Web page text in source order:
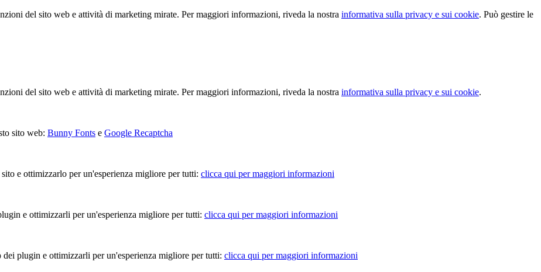
del sito web e attività di marketing mirate. Per maggiori informazioni, riveda la nostra informativa sulla privacy e sui cookie. Può gestire le
del sito web e attività di marketing mirate. Per maggiori informazioni, riveda la nostra informativa sulla privacy e sui cookie.
sito web: Bunny Fonts e Google Recaptcha
e ottimizzarlo per un'esperienza migliore per tutti: clicca qui per maggiori informazioni
e ottimizzarli per un'esperienza migliore per tutti: clicca qui per maggiori informazioni
plugin e ottimizzarli per un'esperienza migliore per tutti: clicca qui per maggiori informazioni